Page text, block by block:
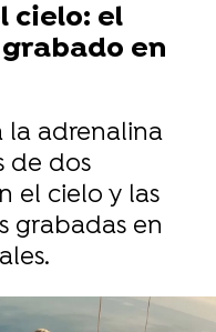
cielo: el
en
la adrenalina
de dos
el cielo y las
grabadas en